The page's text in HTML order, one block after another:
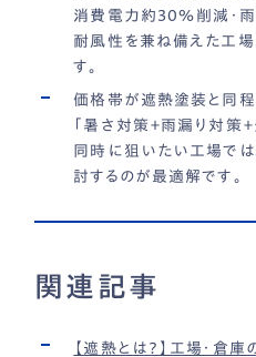
消費電力約30％削減・雨
耐風性を兼ね備えた工
す。
価格帯が遮熱塗装と同程
「暑さ対策＋雨漏り対策
同時に狙いたい工場では
討するのが最適解です。
関連記事
【遮熱とは？】工場・倉